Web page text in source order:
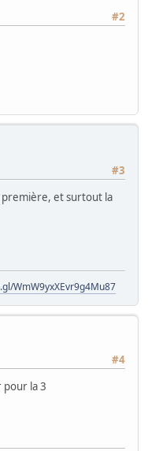
#2
#3
première, et surtout la
WmW9yxXEvr9g4Mu87
#4
pour la 3